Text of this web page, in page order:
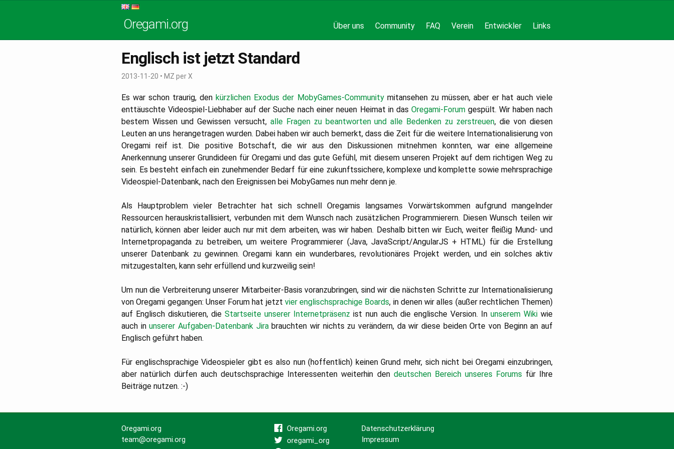
Oregami.org Über uns Community FAQ Verein Entwickler Links
Englisch ist jetzt Standard
2013-11-20 • MZ per X
Es war schon traurig, denkürzlichen Exodus der MobyGames-Communitymitansehen zu müssen, aber er hat auch viele
enttäuschte Videospiel-Liebhaber auf der Suche nach einer neuen Heimat in das Oregami-Forumgespült. Wir haben nach
bestem Wissen und Gewissen versucht, alle Fragen zu beantworten und alle Bedenken zu zerstreuen, die von diesen
Leuten an uns herangetragen wurden. Dabei haben wir auch bemerkt, dass die Zeit für die weitere Internationalisierung von
Oregami reif ist. Die positive Botschaft, die wir aus den Diskussionen mitnehmen konnten, war eine allgemeine
Anerkennung unserer Grundideen für Oregami und das gute Gefühl, mit diesem unseren Projekt auf dem richtigen Weg zu
sein. Es besteht einfach ein zunehmender Bedarf für eine zukunftssichere, komplexe und komplette sowie mehrsprachige
Videospiel-Datenbank, nach den Ereignissen bei MobyGames nun mehr denn je.
Als Hauptproblem vieler Betrachter hat sich schnell Oregamis langsames Vorwärtskommen aufgrund mangelnder
Ressourcen herauskristallisiert, verbunden mit dem Wunsch nach zusätzlichen Programmierern. Diesen Wunsch teilen wir
natürlich, können aber leider auch nur mit dem arbeiten, was wir haben. Deshalb bitten wir Euch, weiter fleißig Mund- und
Internetpropaganda zu betreiben, um weitere Programmierer (Java, JavaScript/AngularJS + HTML) für die Erstellung
unserer Datenbank zu gewinnen. Oregami kann ein wunderbares, revolutionäres Projekt werden, und ein solches aktiv
mitzugestalten, kann sehr erfüllend und kurzweilig sein!
Um nun die Verbreiterung unserer Mitarbeiter-Basis voranzubringen, sind wir die nächsten Schritte zur Internationalisierung
von Oregami gegangen: Unser Forum hat jetzt vier englischsprachige Boards, in denen wir alles (außer rechtlichen Themen)
auf Englisch diskutieren, dieStartseite unserer Internetpräsenz ist nun auch die englische Version. In unserem Wikiwie
auch inunserer Aufgaben-Datenbank Jirabrauchten wir nichts zu verändern, da wir diese beiden Orte von Beginn an auf
Englisch geführt haben.
Für englischsprachige Videospieler gibt es also nun (hoffentlich) keinen Grund mehr, sich nicht bei Oregami einzubringen,
aber natürlich dürfen auch deutschsprachige Interessenten weiterhin den deutschen Bereich unseres Forums für Ihre
Beiträge nutzen. :-)
Oregami.org
team@oregami.org
Oregami.org
oregami_org
Datenschutzerklärung
Impressum